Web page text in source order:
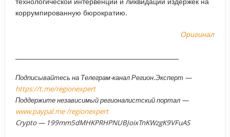
коррумпированную бюрократию.
Оригинал
Подписывайтесь на Телеграм-канал Регион.Эксперт —
https://t.me/regionexpert
Поддержите независимый регионалистский портал —
www.paypal.me /regionexpert
Crypto — 199mm5dMHKPRHPNUBJoixTnKWzgK9VFuAS